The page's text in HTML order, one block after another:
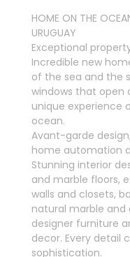
HOME ON THE
URUGUAY
Exceptional
Incredible new
of the sea and the
windows that open
unique experience
ocean.
Avant-garde
home automation
Stunning interior
and marble floors,
walls and closets,
natural marble and
designer furniture
decor. Every detail
sophistication.